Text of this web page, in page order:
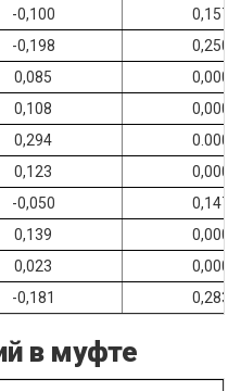
-0,100
0,157
-0,198
0,250
0,085
0,000
0,108
0,000
0,294
0.000
0,123
0,000
-0,050
0,147
0,139
0,000
0,023
0,000
-0,181 0,283
в муфте